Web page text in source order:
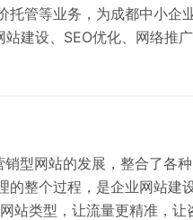
托管等业务，为成都中小企
建设、SEO优化、网络推
客户最大化的找到你们。 2
型网站的发展，整合了各
整个过程，是企业网站建
站类型，让流量更精准，